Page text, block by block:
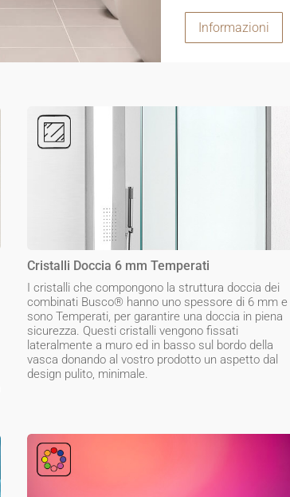
Informazioni
Cristalli Doccia 6 mm Temperati
I cristalli che compongono la struttura doccia dei
combinati Busco® hanno uno spessore di 6 mm e
sono Temperati, per garantire una doccia in piena
sicurezza. Questi cristalli vengono fissati
lateralmente a muro ed in basso sul bordo della
vasca donando al vostro prodotto un aspetto dal
design pulito, minimale.